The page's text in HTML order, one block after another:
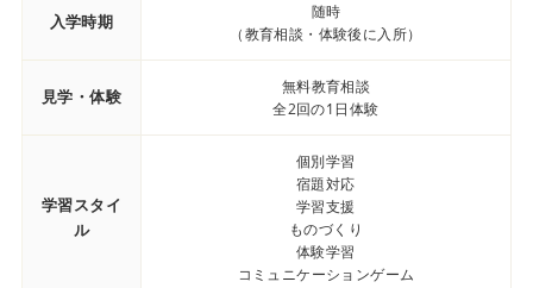
入学時期
随時
（教育相談・体験後に入所）
見学・体験
無料教育相談
全2回の1日体験
学習スタイ
ル
個別学習
宿題対応
学習支援
ものづくり
体験学習
コミュニケーションゲーム